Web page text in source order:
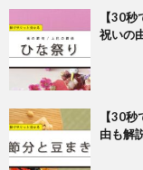
【30
祝いの
【30
由も解